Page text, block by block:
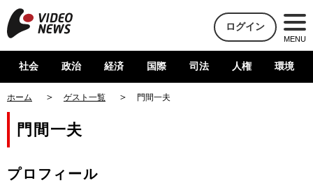
ログイン
MENU
社会 政治 経済 国際 司法 人権 環境
ホーム ゲスト一覧 門間一夫
門間一夫
プロフィール